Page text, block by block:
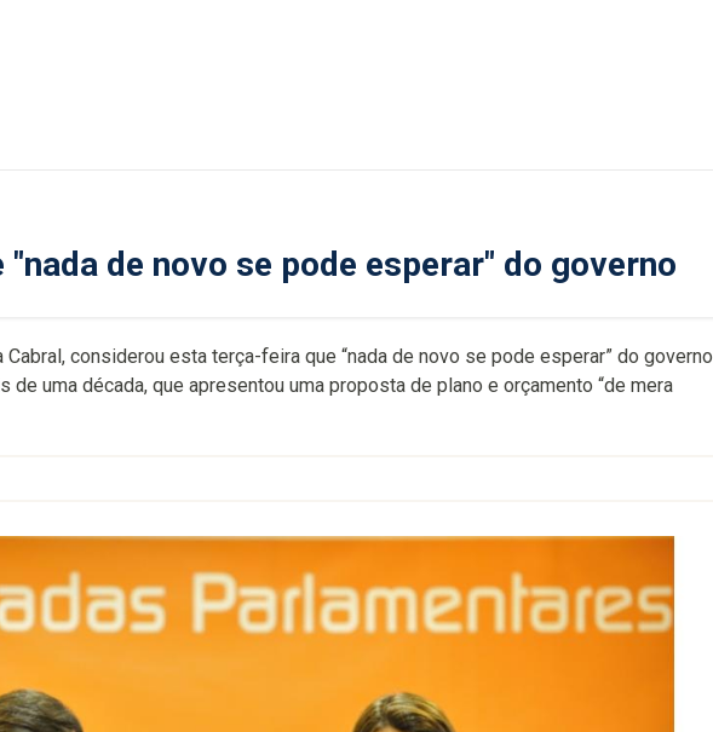
de novo se pode esperar" do governo
considerou esta terça-feira que “nada de novo se pode esperar” do governo
de uma década, que apresentou uma proposta de plano e orçamento “de mera